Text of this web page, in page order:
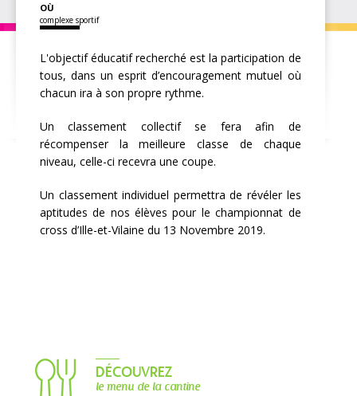
OÙ
complexe sportif
L'objectif éducatif recherché est la participation de
tous, dans un esprit d’encouragement mutuel où
chacun ira à son propre rythme.
Un classement collectif se fera afin de
récompenser la meilleure classe de chaque
niveau, celle-ci recevra une coupe.
Un classement individuel permettra de révéler les
aptitudes de nos élèves pour le championnat de
cross d’Ille-et-Vilaine du 13 Novembre 2019.
DÉCOUVREZ
le menu de la cantine